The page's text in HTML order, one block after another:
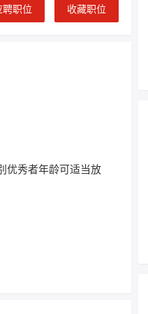
聘职位
收藏职位
优秀者年龄可适当放